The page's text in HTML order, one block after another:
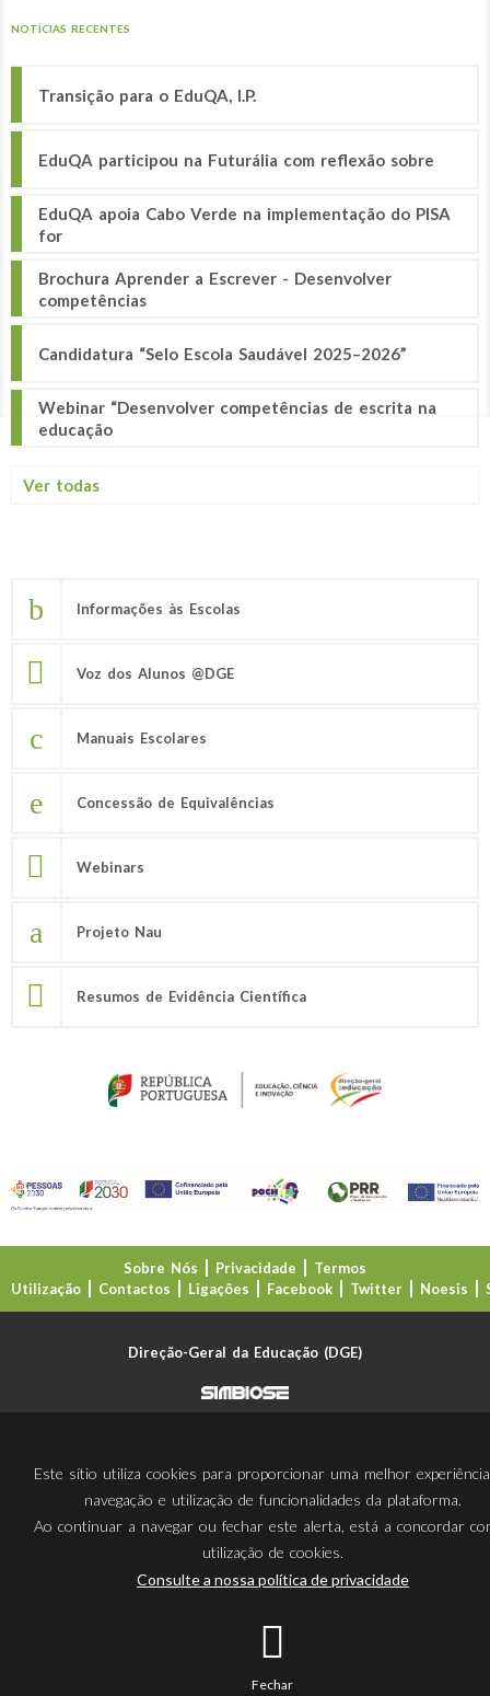
NOTÍCIAS RECENTES
Transição para o EduQA, I.P.
EduQA participou na Futurália com reflexão sobre
EduQA apoia Cabo Verde na implementação do PISA
for
Brochura Aprender a Escrever - Desenvolver
competências
Candidatura “Selo Escola Saudável 2025–2026”
Webinar “Desenvolver competências de escrita na
educação
Ver todas
Informações às Escolas
Voz dos Alunos @DGE
Manuais Escolares
Concessão de Equivalências
Webinars
Projeto Nau
Resumos de Evidência Científica
Sobre Nós Privacidade
Termos
Utilização
Contactos Ligações Facebook Twitter Noesis
Direção-Geral da Educação (DGE)
Este sítio utiliza cookies para proporcionar uma melhor
navegação e utilização de funcionalidades da plataforma.
Ao continuar a navegar ou fechar este alerta, está a concordar
utilização de cookies.
Consulte a nossa política de privacidade
Fechar